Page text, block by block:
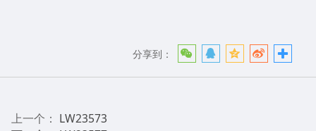
分享到：
上一个： LW23573